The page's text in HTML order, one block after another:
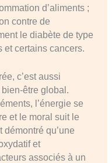
d’aliments ;
contre de
le diabète de type
et certains cancers.
c’est aussi
être global.
l’énergie se
et le moral suit le
qu’une
et
associés à un